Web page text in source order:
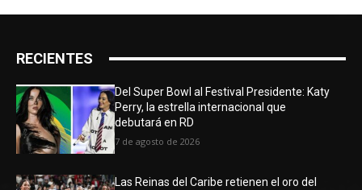
RECIENTES
Del Super Bowl al Festival Presidente: Katy
Perry, la estrella internacional que
debutará en RD
7 de agosto de 2026
Las Reinas del Caribe retienen el oro del